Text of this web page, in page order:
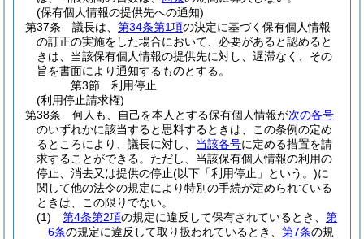
(保有個人情報の提供先への通知)
第37条
議長は、 第34条第1項の決定に基づく保有個人情報
の訂正の実施をした場合において、必要があると認めると
きは、当該保有個人情報の提供先に対し、遅滞なく、その
旨を書面により通知するものとする。
第3節
利用停止
(利用停止請求権)
第38条
何人も、自己を本人とする保有個人情報が次の各号
のいずれかに該当すると思料するときは、この条例の定め
るところにより、議長に対し、 当該各号に定める措置を請
求することができる。 ただし、当該保有個人情報の利用の
停止、消去又は提供の停止(以下「利用停止」という。)に
関して他の法令の規定により特別の手続が定められている
ときは、この限りでない。
(1)
第4条第2項の規定に違反して保有されているとき、 第
6条の規定に違反して取り扱われているとき、 第7条の規